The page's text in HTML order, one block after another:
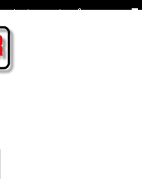
Oslagbara priser året om